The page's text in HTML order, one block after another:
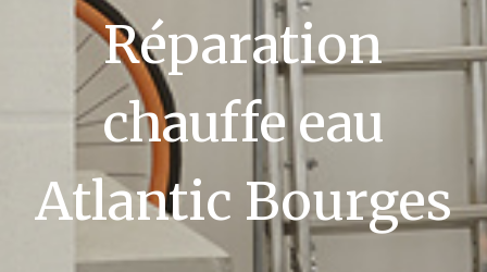
Réparation
chauffe eau
Atlantic Bourges